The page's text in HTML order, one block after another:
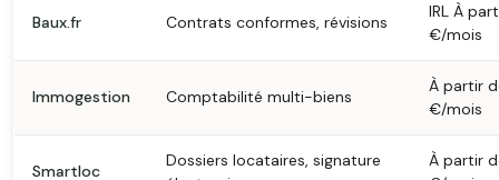
Baux.fr Contrats conformes, révisions
IRL À
€/mois
Immogestion Comptabilité multi-biens
À partir
€/mois
Smartloc
Dossiers locataires, signature
À partir